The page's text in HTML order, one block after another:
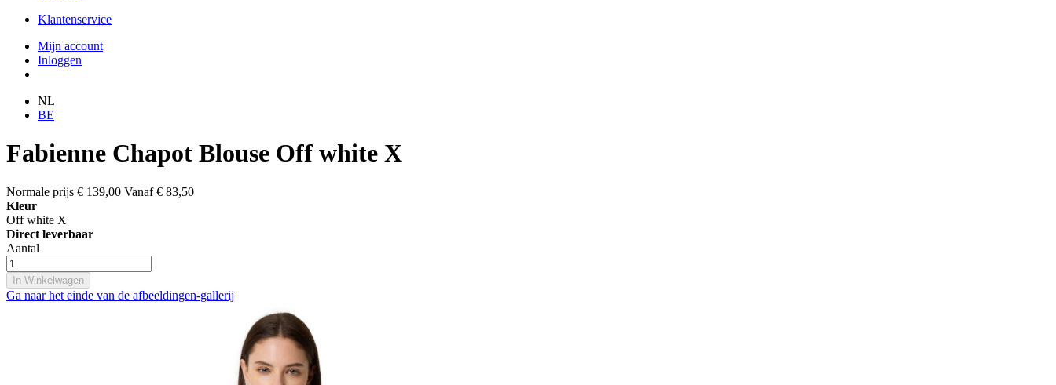
Klantenservice
Mijn account
Inloggen
NL
BE
Fabienne Chapot Blouse Off white X
Normale prijs € 139,00 Vanaf € 83,50
Kleur
Off white X
Direct leverbaar
Aantal
In Winkelwagen
Ga naar het einde van de afbeeldingen-gallerij